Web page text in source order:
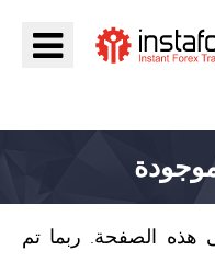
هذه الصفحة. ربما تم